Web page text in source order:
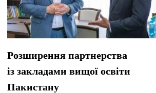
Розширення партнерства
із закладами вищої освіти
Пакистану